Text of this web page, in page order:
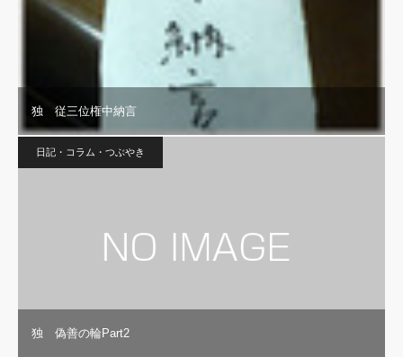
独 従三位権中納言
日記・コラム・つぶやき
独 偽善の輪Part2